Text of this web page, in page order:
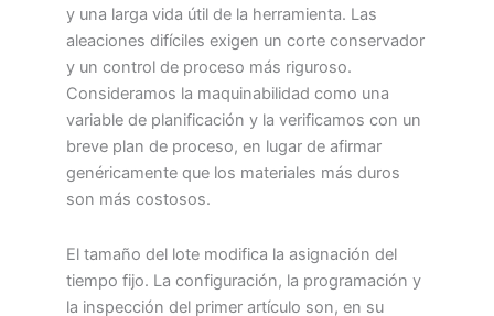
y una larga vida útil de la herramienta. Las
aleaciones difíciles exigen un corte conservador
y un control de proceso más riguroso.
Consideramos la maquinabilidad como una
variable de planificación y la verificamos con un
breve plan de proceso, en lugar de afirmar
genéricamente que los materiales más duros
son más costosos.
El tamaño del lote modifica la asignación del
tiempo fijo. La configuración, la programación y
la inspección del primer artículo son, en su